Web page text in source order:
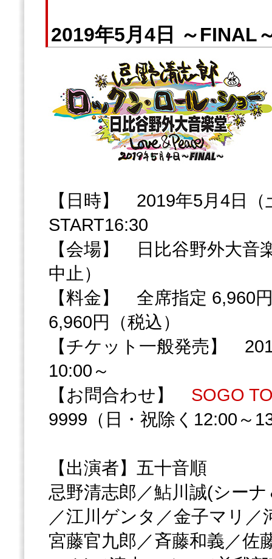
2019年5月4日 ～
【日時】 2019年5月4日（
START16:30
【会場】 日比谷野外大
中止）
【料金】 全席指定 6,960
6,960円（税込）
【チケット一般発売】
10:00～
【お問合わせ】 SOGO
9999（日・祝除く12:00～
【出演者】五十音順
忌野清志郎／鮎川誠(シー
／江川ゲンタ／金子マリ／
宮藤官九郎／斉藤和義／佐